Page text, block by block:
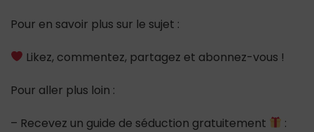
Pour en savoir plus sur le sujet :
Likez, commentez, partagez et abonnez-vous !
Pour aller plus loin :
– Recevez un guide de séduction gratuitement
: